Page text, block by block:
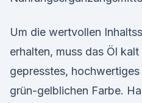
Um die wertvollen
erhalten, muss das Öl
gepresstes,
grün-gelblichen Farbe.